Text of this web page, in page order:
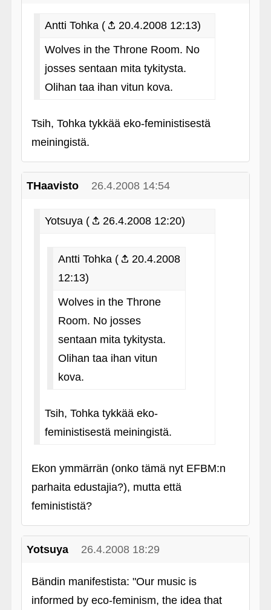
Antti Tohka (
20.4.2008 12:13)
Wolves in the Throne Room. No
josses sentaan mita tykitysta.
Olihan taa ihan vitun kova.
Tsih, Tohka tykkää eko-feministisestä
meiningistä.
THaavisto 26.4.2008 14:54
Yotsuya ( 26.4.2008 12:20)
Antti Tohka (
20.4.2008
12:13)
Wolves in the Throne
Room. No josses
sentaan mita tykitysta.
Olihan taa ihan vitun
kova.
Tsih, Tohka tykkää eko-
feministisestä meiningistä.
Ekon ymmärrän (onko tämä nyt EFBM:n
parhaita edustajia?), mutta että
feminististä?
Yotsuya 26.4.2008 18:29
Bändin manifestista: "Our music is
informed by eco-feminism, the idea that